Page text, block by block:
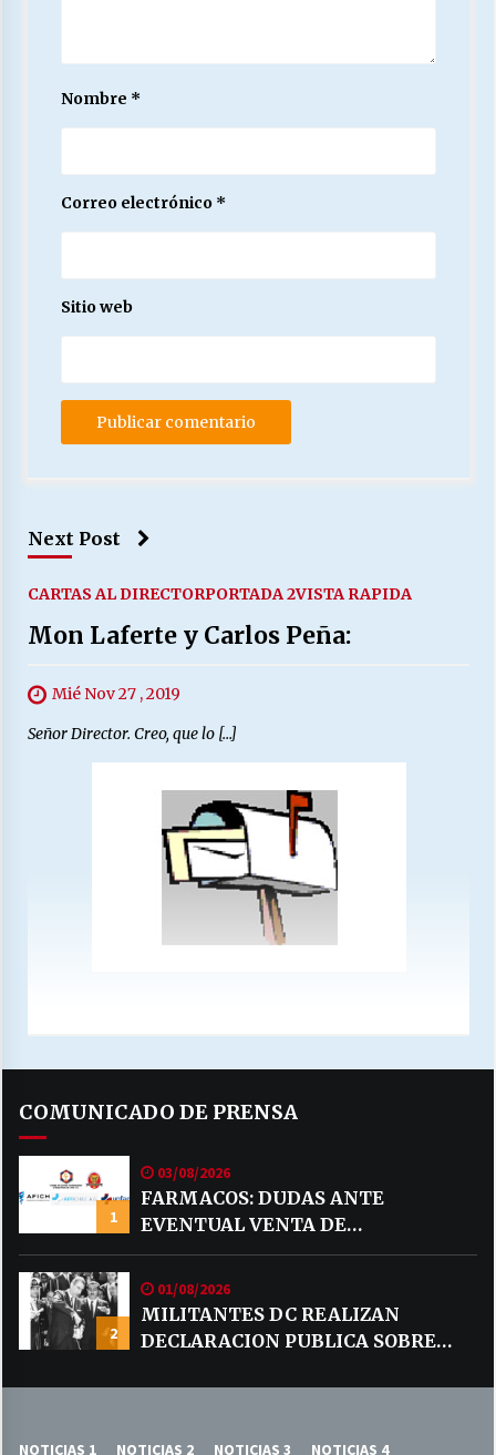
Nombre *
Correo electrónico *
Sitio web
Next Post
CARTAS AL DIRECTORPORTADA 2VISTA RAPIDA
Mon Laferte y Carlos Peña:
Mié Nov 27 , 2019
Señor Director. Creo, que lo […]
COMUNICADO DE PRENSA
1
03/08/2026
FARMACOS: DUDAS ANTE
EVENTUAL VENTA DE
MEDICAMENTOS POR MERCADO
LIBRE
2
01/08/2026
MILITANTES DC REALIZAN
DECLARACION PUBLICA SOBRE
NOTICIAS 1 NOTICIAS 2 NOTICIAS 3 NOTICIAS 4